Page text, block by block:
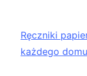
Ręczniki
każdego domu